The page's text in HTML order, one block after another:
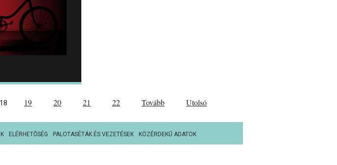
18 19 20 21 22 Tovább Utolsó
ELÉRHETŐSÉG PALOTASÉTÁK ÉS VEZETÉSEK KÖZÉRDEKŰ ADATOK